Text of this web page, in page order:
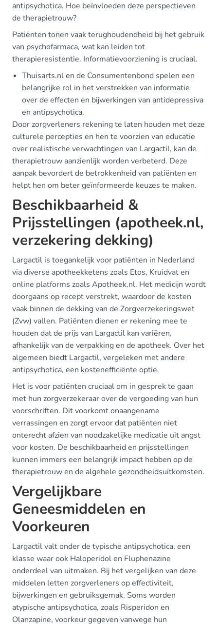
antipsychotica. Hoe beïnvloeden deze perspectieven
de therapietrouw?
Patiënten tonen vaak terughoudendheid bij het gebruik
van psychofarmaca, wat kan leiden tot
therapieresistentie. Informatievoorziening is cruciaal.
Thuisarts.nl en de Consumentenbond spelen een
belangrijke rol in het verstrekken van informatie
over de effecten en bijwerkingen van antidepressiva
en antipsychotica.
Door zorgverleners rekening te laten houden met deze
culturele percepties en hen te voorzien van educatie
over realistische verwachtingen van Largactil, kan de
therapietrouw aanzienlijk worden verbeterd. Deze
aanpak bevordert de betrokkenheid van patiënten en
helpt hen om beter geïnformeerde keuzes te maken.
Beschikbaarheid &
Prijsstellingen (apotheek.nl,
verzekering dekking)
Largactil is toegankelijk voor patiënten in Nederland
via diverse apotheekketens zoals Etos, Kruidvat en
online platforms zoals Apotheek.nl. Het medicijn wordt
doorgaans op recept verstrekt, waardoor de kosten
vaak binnen de dekking van de Zorgverzekeringswet
(Zvw) vallen. Patiënten dienen er rekening mee te
houden dat de prijs van Largactil kan variëren,
afhankelijk van de verpakking en de apotheek. Over het
algemeen biedt Largactil, vergeleken met andere
antipsychotica, een kostenefficiënte optie.
Het is voor patiënten cruciaal om in gesprek te gaan
met hun zorgverzekeraar over de vergoeding van hun
voorschriften. Dit voorkomt onaangename
verrassingen en zorgt ervoor dat patiënten niet
onterecht afzien van noodzakelijke medicatie uit angst
voor kosten. De beschikbaarheid en prijsstellingen
kunnen immers een belangrijk impact hebben op de
therapietrouw en de algehele gezondheidsuitkomsten.
Vergelijkbare
Geneesmiddelen en
Voorkeuren
Largactil valt onder de typische antipsychotica, een
klasse waar ook Haloperidol en Fluphenazine
onderdeel van uitmaken. Bij het vergelijken van deze
middelen letten zorgverleners op effectiviteit,
bijwerkingen en gebruiksgemak. Soms worden
atypische antipsychotica, zoals Risperidon en
Olanzapine, voorkeur gegeven vanwege hun